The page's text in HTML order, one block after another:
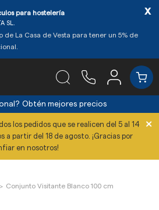
para hostelería
SL.
de La Casa de Vesta para tener un 5% de
x
Obtén mejores precios
los pedidos que se realicen del 5 al 14
a partir del 18 de agosto. ¡Gracias por
en nosotros!
×
Conjunto Visitante Blanco 100 cm